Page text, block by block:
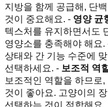
지방을 함께 공급해, 단
것이 중요해요. - 영양 균
텍스처를 유지하면서도
영양소를 충족해야 해요.
상태와 간 기능 수준에
선택하세요. - 보조적 역
보조적인 역할을 하므로
것이 좋아요. 고양이의
선택하는 것이 적합해요.